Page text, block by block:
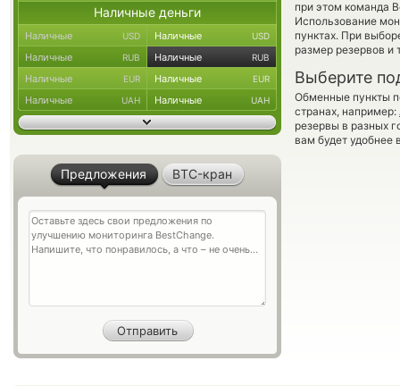
при этом команда
Использование
пунктах. При
размер резервов и
Выберите
Обменные пункты
странах, например:
резервы в разных
вам будет удобнее
Наличные деньги
Наличные USD Наличные USD
Наличные RUB Наличные RUB
Наличные EUR Наличные EUR
Наличные UAH Наличные UAH
Предложения BTC-кран